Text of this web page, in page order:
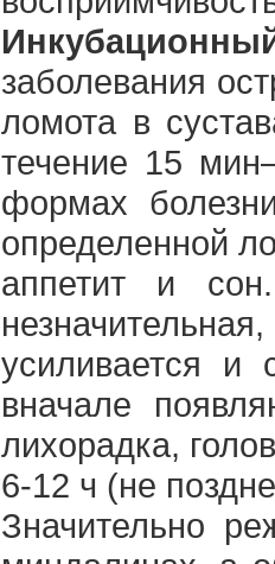
заболевания
ломота в
течение 15
формах
определенной
аппетит и
усиливается и
вначале
лихорадка,
6-12 ч (не
Значительно